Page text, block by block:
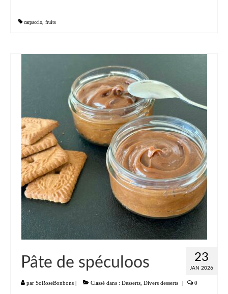
carpaccio fruits
23
JAN 2026
Pâte de spéculoos
par SoRoseBonbons | Classé dans : Desserts Divers desserts | 0